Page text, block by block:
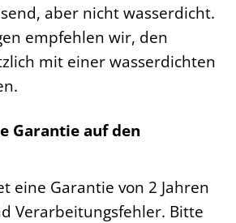
aber nicht wasserdicht.
empfehlen wir, den
mit einer wasserdichten
Garantie auf den
eine Garantie von 2 Jahren
Verarbeitungsfehler. Bitte